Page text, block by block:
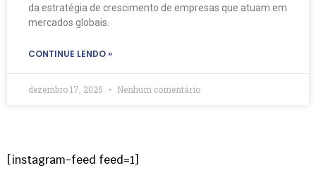
da estratégia de crescimento de empresas que atuam em
mercados globais.
CONTINUE LENDO »
dezembro 17, 2025 Nenhum comentário
[instagram-feed feed=1]